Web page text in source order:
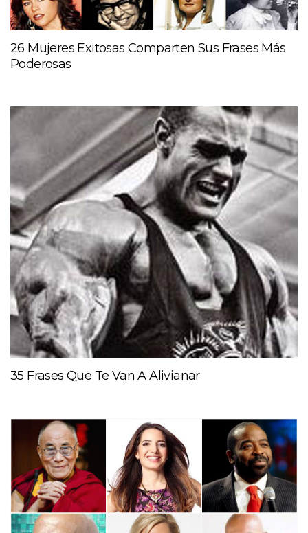
26 Mujeres Exitosas Comparten Sus Frases Más
Poderosas
35 Frases Que Te Van A Alivianar